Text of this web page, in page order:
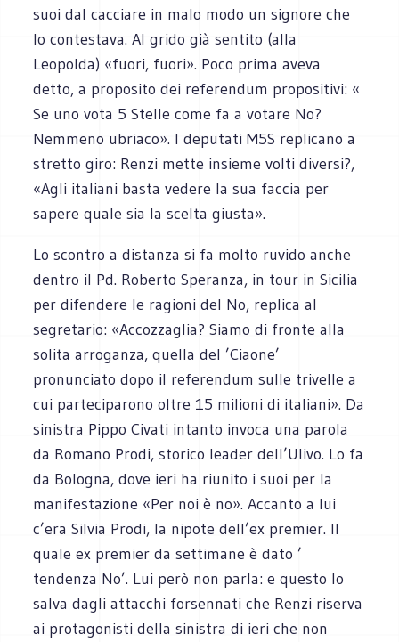
suoi dal cacciare in malo modo un signore che
lo contestava. Al grido già sentito (alla
Leopolda) «fuori, fuori». Poco prima aveva
detto, a proposito dei referendum propositivi: «
Se uno vota 5 Stelle come fa a votare No?
Nemmeno ubriaco». I deputati M5S replicano a
stretto giro: Renzi mette insieme volti diversi?,
«Agli italiani basta vedere la sua faccia per
sapere quale sia la scelta giusta».
Lo scontro a distanza si fa molto ruvido anche
dentro il Pd. Roberto Speranza, in tour in Sicilia
per difendere le ragioni del No, replica al
segretario: «Accozzaglia? Siamo di fronte alla
solita arroganza, quella del ’Ciaone’
pronunciato dopo il referendum sulle trivelle a
cui parteciparono oltre 15 milioni di italiani». Da
sinistra Pippo Civati intanto invoca una parola
da Romano Prodi, storico leader dell’Ulivo. Lo fa
da Bologna, dove ieri ha riunito i suoi per la
manifestazione «Per noi è no». Accanto a lui
c’era Silvia Prodi, la nipote dell’ex premier. Il
quale ex premier da settimane è dato ’
tendenza No’. Lui però non parla: e questo lo
salva dagli attacchi forsennati che Renzi riserva
ai protagonisti della sinistra di ieri che non